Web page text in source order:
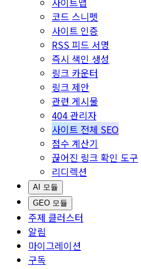
코드 스니펫
사이트 인증
RSS 피드 서명
즉시 색인 생성
링크 카운터
링크 제안
관련 게시물
404 관리자
사이트 전체 SEO
점수 계산기
끊어진 링크 확인 도구
리디렉션
AI 모듈
GEO 모듈
주제 클러스터
알림
마이그레이션
구독